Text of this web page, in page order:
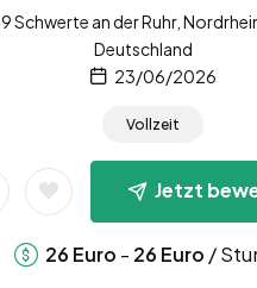
Schwerte an der Ruhr,
Deutschland
23/06/2026
Vollzeit
Jetzt
26 Euro - 26 Euro /